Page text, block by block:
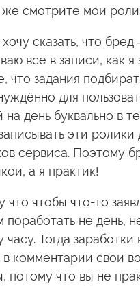
же смотрите мои
сказать, что
все в записи, как
что задания
для
на день буквально в
эти
сервиса. Поэтому
а я практик!
что чтобы что-то
поработать не день,
часу. Тогда
в комментарии свои
потому что вы не